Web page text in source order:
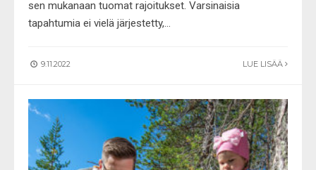
sen mukanaan tuomat rajoitukset. Varsinaisia
tapahtumia ei vielä järjestetty,...
9.11.2022 LUE LISÄÄ